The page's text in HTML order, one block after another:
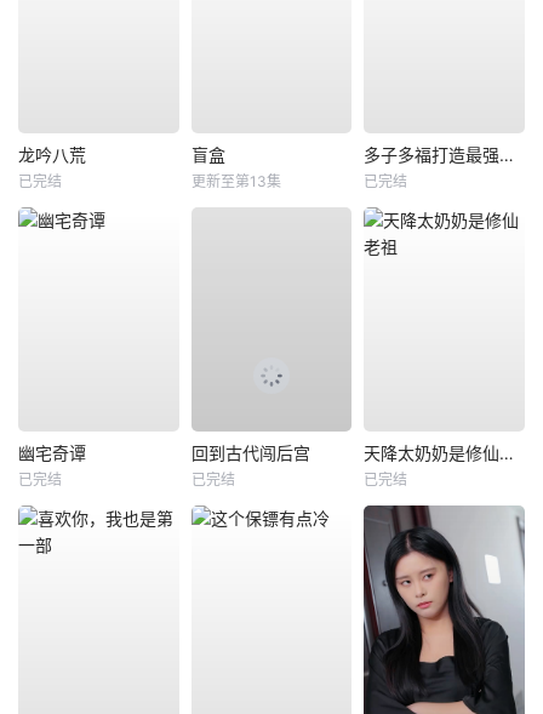
龙吟八荒
已完结
盲盒
更新至第13集
多子多福打造最强修仙家族
已完结
幽宅奇谭
已完结
回到古代闯后宫
已完结
天降太奶奶是修仙老祖
已完结